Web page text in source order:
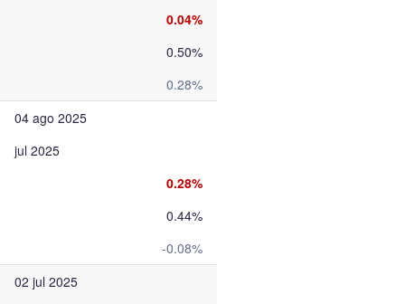
0.04%
0.50%
0.28%
04 ago 2025
jul 2025
0.28%
0.44%
-0.08%
02 jul 2025